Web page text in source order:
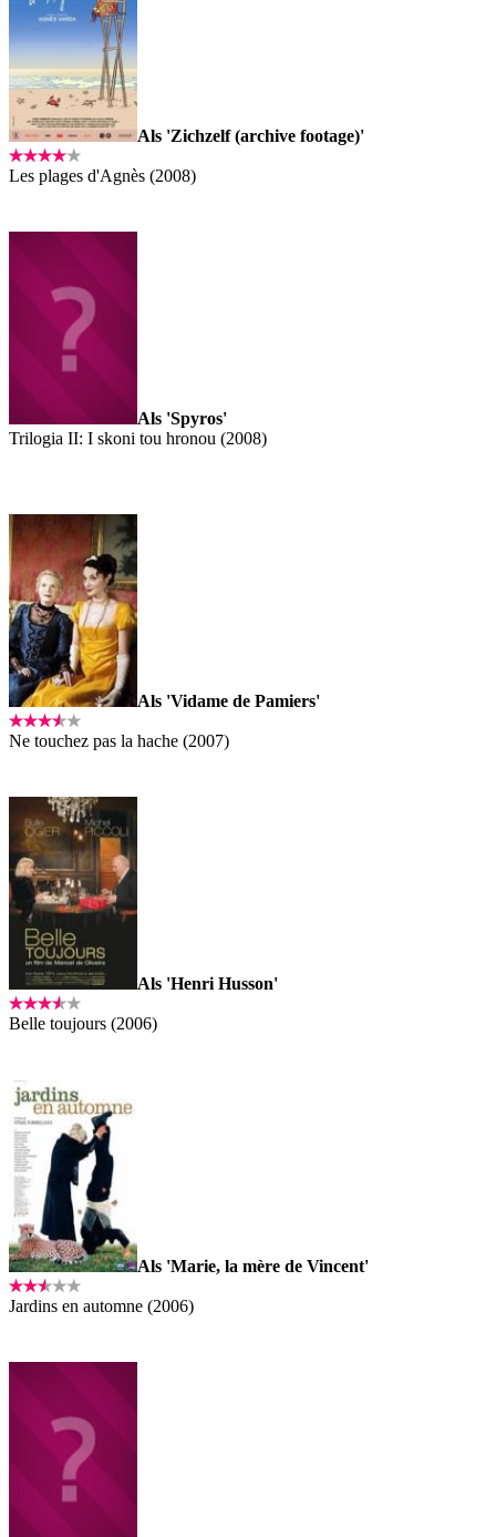
Als 'Zichzelf (archive footage)'
Les plages d'Agnès (2008)
Als 'Spyros'
Trilogia II: I skoni tou hronou (2008)
Als 'Vidame de Pamiers'
Ne touchez pas la hache (2007)
Als 'Henri Husson'
Belle toujours (2006)
Als 'Marie, la mère de Vincent'
Jardins en automne (2006)